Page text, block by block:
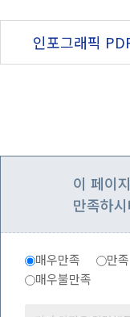
인포그래픽
이 페이
만족하
매우만족 만족
매우불만족